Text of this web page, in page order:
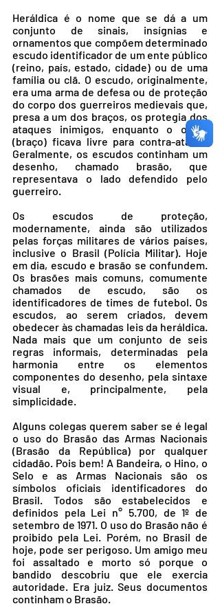
Heráldica é o nome que se dá a um
conjunto de sinais, insígnias e
ornamentos que compõem determinado
escudo identificador de um ente público
(reino, país, estado, cidade) ou de uma
família ou clã. O escudo, originalmente,
era uma arma de defesa ou de proteção
do corpo dos guerreiros medievais que,
presa a um dos braços, os protegia dos
ataques inimigos, enquanto o outro
(braço) ficava livre para contra-atacar.
Geralmente, os escudos continham um
desenho, chamado brasão, que
representava o lado defendido pelo
guerreiro.
Os escudos de proteção,
modernamente, ainda são utilizados
pelas forças militares de vários países,
inclusive o Brasil (Polícia Militar). Hoje
em dia, escudo e brasão se confundem.
Os brasões mais comuns, comumente
chamados de escudo, são os
identificadores de times de futebol. Os
escudos, ao serem criados, devem
obedecer às chamadas leis da heráldica.
Nada mais que um conjunto de seis
regras informais, determinadas pela
harmonia entre os elementos
componentes do desenho, pela sintaxe
visual e, principalmente, pela
simplicidade.
Alguns colegas querem saber se é legal
o uso do Brasão das Armas Nacionais
(Brasão da República) por qualquer
cidadão. Pois bem! A Bandeira, o Hino, o
Selo e as Armas Nacionais são os
símbolos oficiais identificadores do
Brasil. Todos são estabelecidos e
definidos pela Lei n° 5.700, de 1º de
setembro de 1971. O uso do Brasão não é
proibido pela Lei. Porém, no Brasil de
hoje, pode ser perigoso. Um amigo meu
foi assaltado e morto só porque o
bandido descobriu que ele exercia
autoridade. Era juiz. Seus documentos
continham o Brasão.